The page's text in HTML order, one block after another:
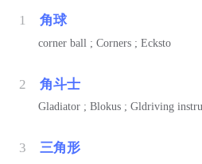
1 角球
corner ball ; Corners ; Ecksto
2 角斗士
Gladiator ; Blokus ; Gldriving
3 三角形